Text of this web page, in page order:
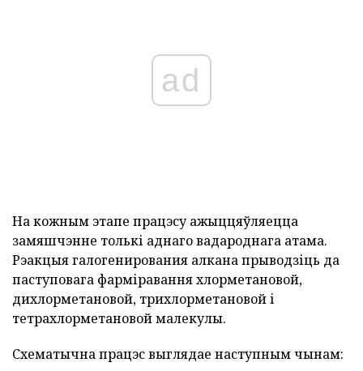
ad
На кожным этапе працэсу ажыццяўляецца
замяшчэнне толькі аднаго вадароднага атама.
Рэакцыя галогенирования алкана прыводзіць да
паступовага фарміравання хлорметановой,
дихлорметановой, трихлорметановой і
тетрахлорметановой малекулы.
Схематычна працэс выглядае наступным чынам: